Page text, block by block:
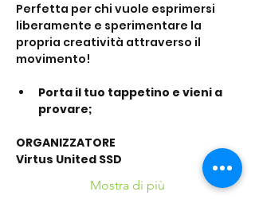
Perfetta per chi vuole esprimersi
liberamente e sperimentare la
propria creatività attraverso il
movimento!
Porta il tuo tappetino e vieni a
provare;
ORGANIZZATORE
Virtus United SSD
Mostra di più